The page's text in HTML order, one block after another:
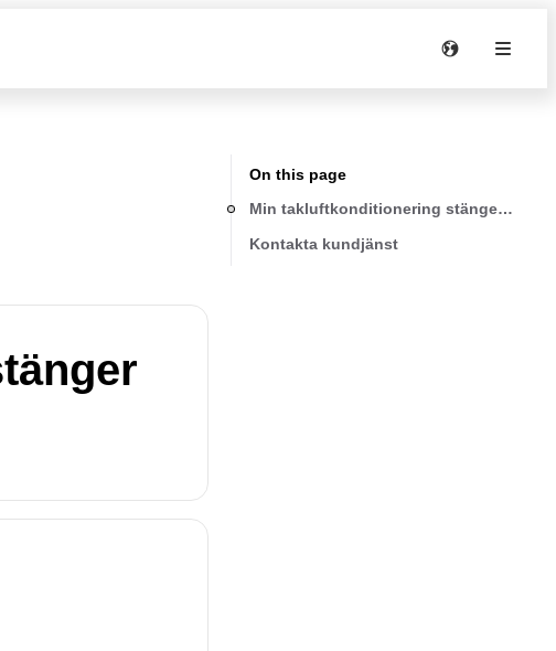
On this page
Min takluftkonditionering stänger
Kontakta kundjänst